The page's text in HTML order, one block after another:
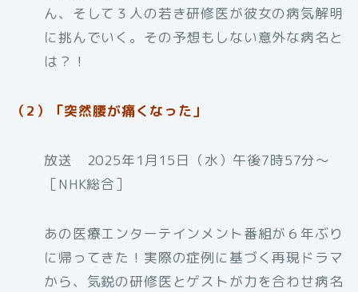
ん、そして３人の若き研修医が彼女の病気解明
に挑んでいく。その予想もしない意外な病名と
は？！
（2）「突然腰が痛くなった」
放送 2025年1月15日（水）午後7時57分〜
［NHK総合］
あの医療エンターテインメント番組が６年ぶり
に帰ってきた！実際の症例に基づく再現ドラマ
から、気鋭の研修医とゲストが力を合わせ病名